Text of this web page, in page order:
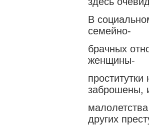
В
семейно-
брачных
женщины-
заброшены,
других